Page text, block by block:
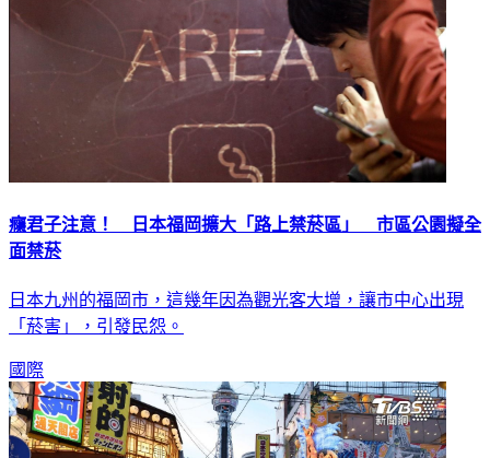
癮君子注意！ 日本福岡擴大「路上禁菸區」 市區公園擬全
面禁菸
日本九州的福岡市，這幾年因為觀光客大增，讓市中心出現
「菸害」，引發民怨。
國際